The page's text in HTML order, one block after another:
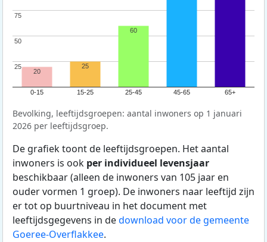
0-15 15-25 25-45 45-65 65+
25
25
50
50
75
75
20
25
60
Bevolking, leeftijdsgroepen: aantal inwoners op 1 januari
2026 per leeftijdsgroep.
De grafiek toont de leeftijdsgroepen. Het aantal
inwoners is ook per individueel levensjaar
beschikbaar (alleen de inwoners van 105 jaar en
ouder vormen 1 groep). De inwoners naar leeftijd zijn
er tot op buurtniveau in het document met
leeftijdsgegevens in dedownload voor de gemeente
Goeree-Overflakkee.